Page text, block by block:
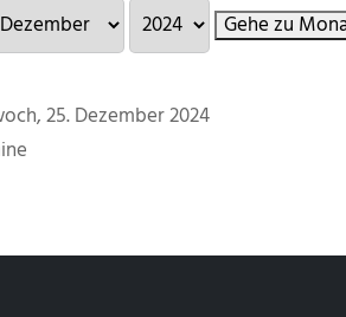
Gehe zu
25. Dezember 2024